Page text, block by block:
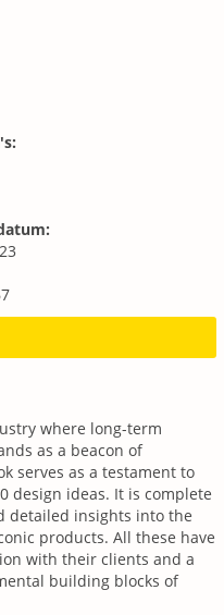
where long-term
as a beacon of
serves as a testament to
design ideas. It is complete
detailed insights into the
products. All these have
with their clients and a
building blocks of